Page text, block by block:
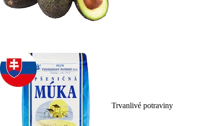
Trvanlivé potraviny